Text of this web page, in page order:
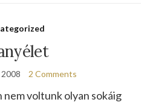
2 Comments
nem voltunk olyan sokáig